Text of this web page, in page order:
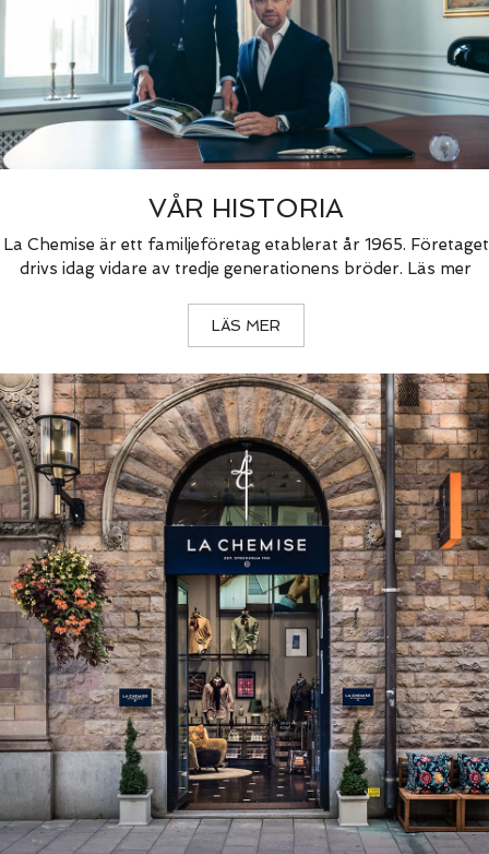
VÅR HISTORIA
La Chemise är ett familjeföretag etablerat år 1965. Företaget
drivs idag vidare av tredje generationens bröder. Läs mer
LÄS MER